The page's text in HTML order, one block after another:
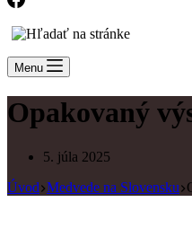
Menu
Opakovaný
5. júla 2025
Úvod Medvede na Slovensku